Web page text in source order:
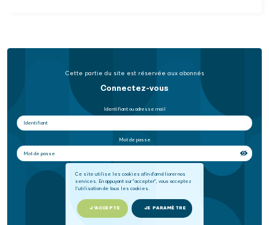
Ce site utilise les cookies afin d'améliorer nos
services. En appuyant sur "accepter", vous acceptez
l'utilisation de tous les cookies.
J'ACCEPTE JE PARAMÈTRE
Cette partie du site est réservée aux abonnés
Connectez-vous
Identifiant ou adresse mail
Mot de passe
Mot de passe oublié